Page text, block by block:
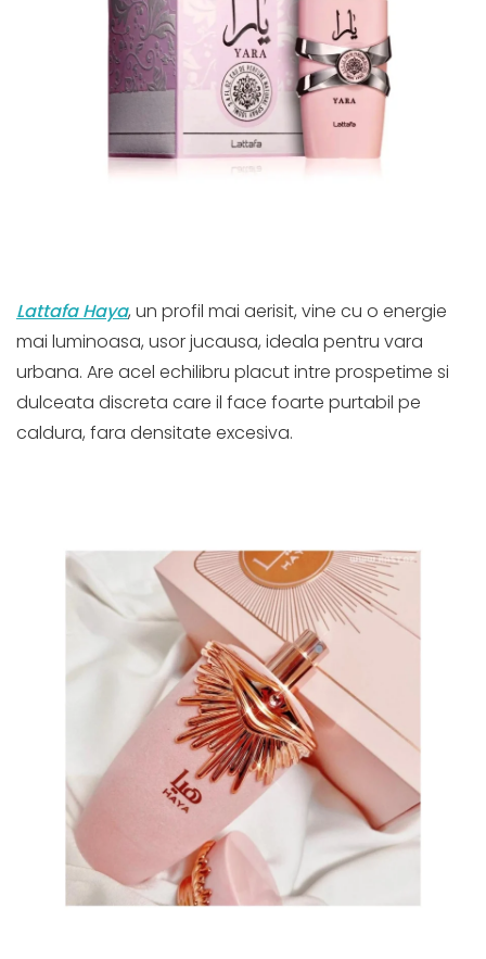
Lattafa Haya, un profil mai aerisit, vine cu o energie
mai luminoasa, usor jucausa, ideala pentru vara
urbana. Are acel echilibru placut intre prospetime si
dulceata discreta care il face foarte purtabil pe
caldura, fara densitate excesiva.